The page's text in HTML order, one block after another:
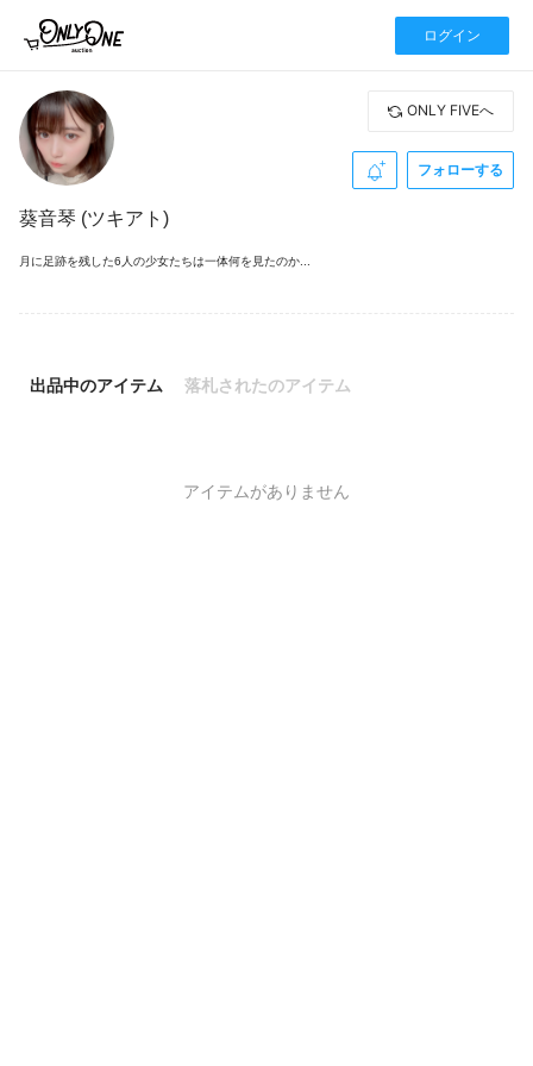
ログイン
ONLY FIVEへ
フォローする
葵音琴 (ツキアト)
月に足跡を残した6人の少女たちは一体何を見たのか...
出品中のアイテム 落札されたのアイテム
アイテムがありません